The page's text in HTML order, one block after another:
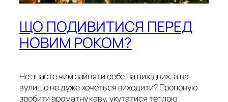
ЩО ПОДИВИТИСЯ ПЕРЕД
НОВИМ РОКОМ?
Не знаєте чим зайняти себе на вихідних, а на
вулицю не дуже хочеться виходити? Пропоную
зробити ароматну каву, укутатися теплою